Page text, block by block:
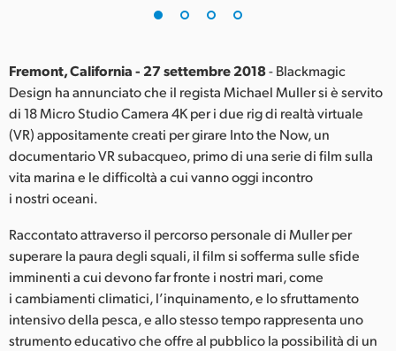
India
Italia
Japan
Korea
Malaysia
Netherlands
New Zealand
Fremont, California - 27 settembre 2018- Blackmagic
Design ha annunciato che il regista Michael Muller si è servito
di 18 Micro Studio Camera 4K per i due rig di realtà virtuale
(VR) appositamente creati per girare Into the Now, un
documentario VR subacqueo, primo di una serie di film sulla
vita marina e le difficoltà a cui vanno oggi incontro
i nostri oceani.
Raccontato attraverso il percorso personale di Muller per
superare la paura degli squali, il film si sofferma sulle sfide
imminenti a cui devono far fronte i nostri mari, come
i cambiamenti climatici, l’inquinamento, e lo sfruttamento
intensivo della pesca, e allo stesso tempo rappresenta uno
strumento educativo che offre al pubblico la possibilità di un